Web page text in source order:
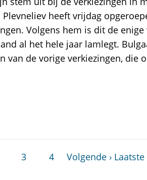
heeft vrijdag
Volgens hem is dit de
al het hele jaar lamlegt.
van de vorige verkiezingen, die
3 4 Volgende › Laatste